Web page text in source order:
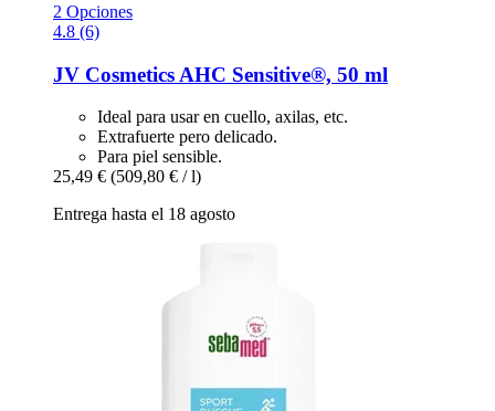
2 Opciones
4.8 (6)
JV Cosmetics AHC Sensitive®, 50 ml
Ideal para usar en cuello, axilas, etc.
Extrafuerte pero delicado.
Para piel sensible.
25,49 € (509,80 € / l)
Entrega hasta el 18 agosto